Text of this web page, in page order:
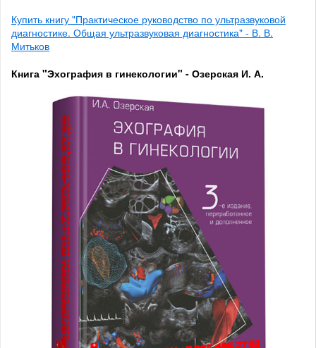
Купить книгу "Практическое руководство по ультразвуковой
диагностике. Общая ультразвуковая диагностика" - В. В.
Митьков
Книга "Эхография в гинекологии" - Озерская И. А.